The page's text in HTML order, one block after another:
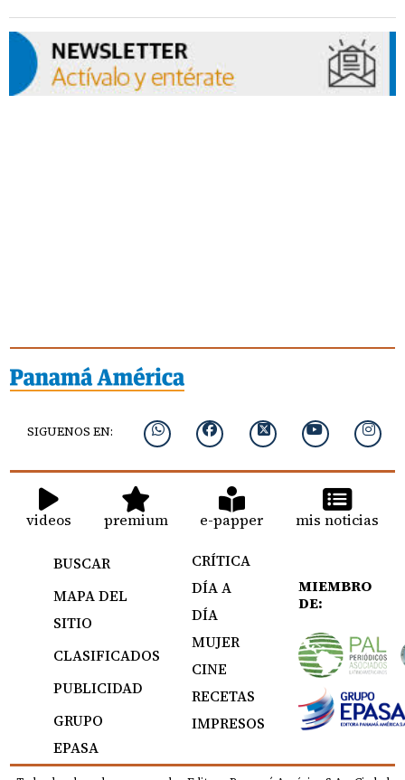
SIGUENOS EN:
videos premium e-papper mis noticias
BUSCAR
MAPA DEL
SITIO
CLASIFICADOS
PUBLICIDAD
GRUPO
EPASA
CRÍTICA
DÍA A
DÍA
MUJER
CINE
RECETAS
IMPRESOS
MIEMBRO
DE: